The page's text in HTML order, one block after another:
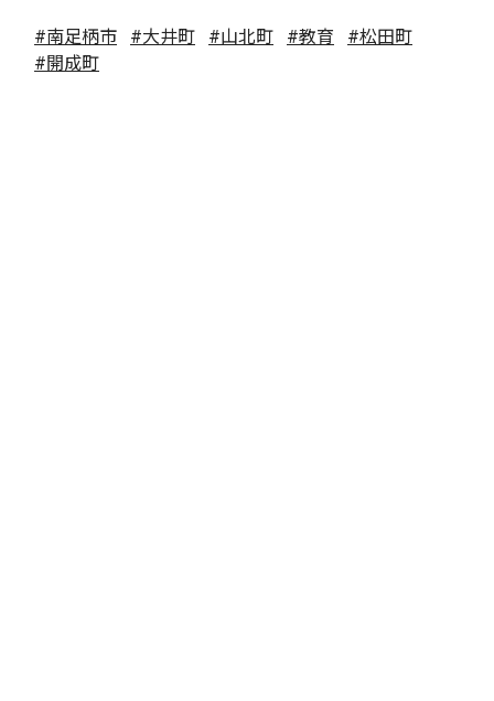
#南足柄市 #大井町 #山北町 #教育
#松田町
#開成町